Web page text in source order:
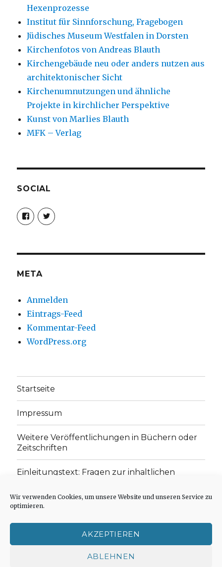
Wir verwenden Cookies, um unsere Website und unseren Service zu
optimieren.
AKZEPTIEREN
ABLEHNEN
Hexenprozesse
Institut für Sinnforschung, Fragebogen
Jüdisches Museum Westfalen in Dorsten
Kirchenfotos von Andreas Blauth
Kirchengebäude neu oder anders nutzen aus
architektonischer Sicht
Kirchenumnutzungen und ähnliche
Projekte in kirchlicher Perspektive
Kunst von Marlies Blauth
MFK – Verlag
SOCIAL
Profil
von
christoph.fleischer1
anzeigen
Profil
von
anzeigen
META
Anmelden
Eintrags-Feed
Kommentar-Feed
WordPress.org
Startseite
Impressum
Weitere Veröffentlichungen in Büchern oder
Zeitschriften
Einleitungstext: Fragen zur inhaltlichen
„schwachen Glaubens“
Cookie-Richtlinie (EU)